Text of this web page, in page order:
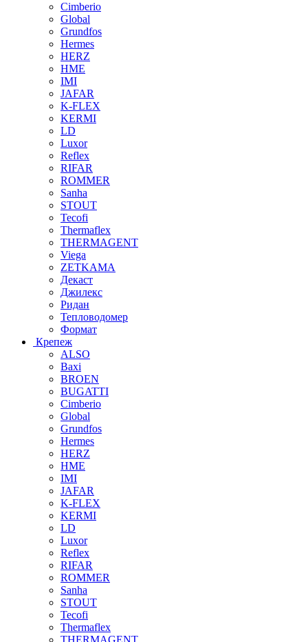
Cimberio
Global
Grundfos
Hermes
HERZ
HME
IMI
JAFAR
K-FLEX
KERMI
LD
Luxor
Reflex
RIFAR
ROMMER
Sanha
STOUT
Tecofi
Thermaflex
THERMAGENT
Viega
ZETKAMA
Декаст
Джилекс
Ридан
Тепловодомер
Формат
Крепеж
ALSO
Baxi
BROEN
BUGATTI
Cimberio
Global
Grundfos
Hermes
HERZ
HME
IMI
JAFAR
K-FLEX
KERMI
LD
Luxor
Reflex
RIFAR
ROMMER
Sanha
STOUT
Tecofi
Thermaflex
THERMAGENT